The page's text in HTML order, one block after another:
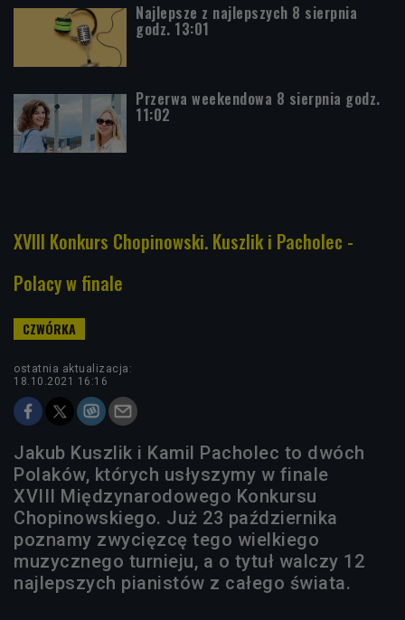
Najlepsze z najlepszych 8 sierpnia
godz. 13:01
Przerwa weekendowa 8 sierpnia godz.
11:02
XVIII Konkurs Chopinowski. Kuszlik i Pacholec -
Polacy w finale
ostatnia aktualizacja:
18.10.2021 16:16
Jakub Kuszlik i Kamil Pacholec to dwóch
Polaków, których usłyszymy w finale
XVIII Międzynarodowego Konkursu
Chopinowskiego. Już 23 października
poznamy zwycięzcę tego wielkiego
muzycznego turnieju, a o tytuł walczy 12
najlepszych pianistów z całego świata.